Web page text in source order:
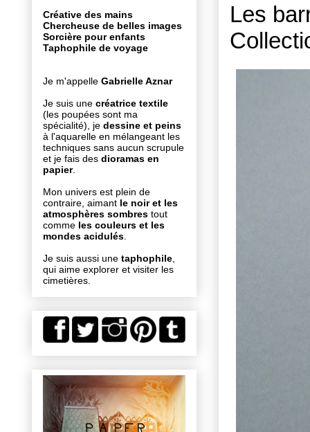
Les
Créative des mains
Chercheuse de belles images
Sorcière pour enfants
Taphophile de voyage
Je m'appelle Gabrielle Aznar
Je suis une créatrice textile
(les poupées sont ma
spécialité), je dessine et peins
à l'aquarelle en mélangeant les
techniques sans aucun scrupule
et je fais des dioramas en
papier.
Mon univers est plein de
contraire, aimant le noir et les
atmosphères sombres tout
comme les couleurs et les
mondes acidulés
Je suis aussi une taphophile
qui aime explorer et visiter les
cimetières.